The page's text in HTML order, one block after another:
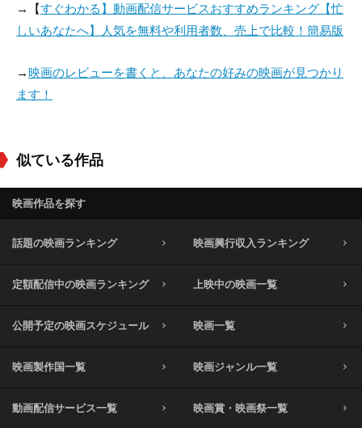
→【すぐわかる】動画配信サービスおすすめランキング【忙
しいあなたへ】人気を無料や利用者数、売上で比較！簡易版
→映画のレビューを書くと、あなたの好みの映画が見つかり
ます！
似ている作品
映画作品を探す
話題の映画ランキング 映画興行収入ランキング
定額配信中の映画ランキング 上映中の映画一覧
公開予定の映画スケジュール 映画一覧
映画製作国一覧 映画ジャンル一覧
動画配信サービス一覧 映画賞・映画祭一覧